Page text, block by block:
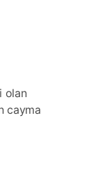
olan
cayma